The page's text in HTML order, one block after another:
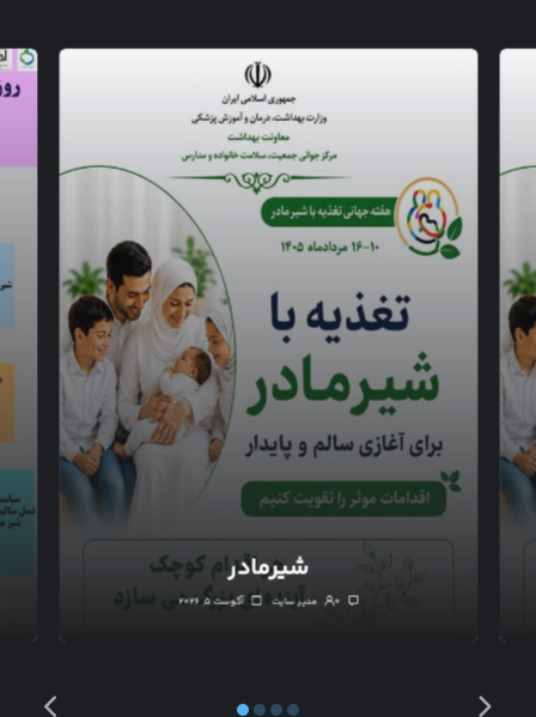
شیرمادر
آگوست ۵, ۲۰۲۶ مدیر سایت ۰